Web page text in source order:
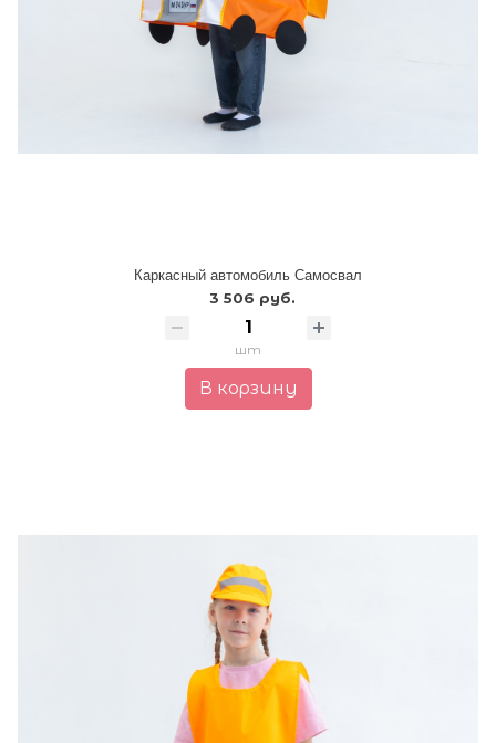
Каркасный автомобиль Самосвал
3 506 руб.
шт
В корзину